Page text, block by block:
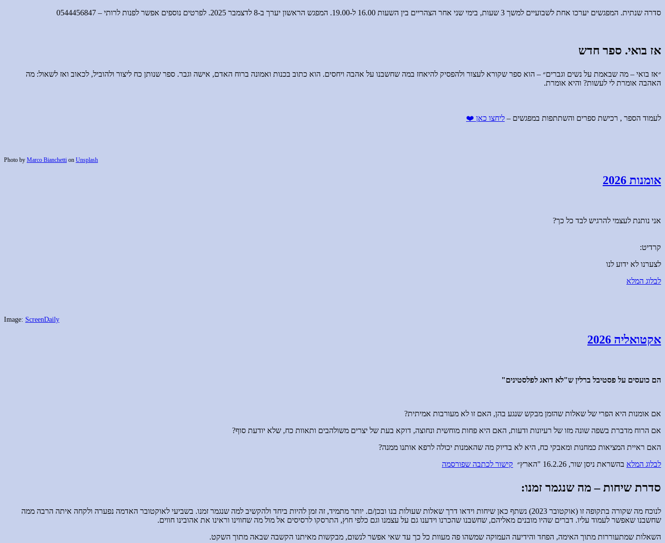
סדרה שנתית. המפגשים יערכו אחת לשבועיים למשך 3 שעות, בימי שני אחר הצהריים בין השעות 16.00 ל-19.00. המפגש הראשון יערך ב-8 לדצמבר 2025. לפרטים נוספים אפשר לפנות לרותי – 0544456847
אז בואי. ספר חדש
״אז בואי – מה שבאמת על נשים וגברים״ – הוא ספר שקורא לעצור ולהפסיק להיאחז במה שחשבנו על אהבה ויחסים. הוא כתוב בכנות ואמונה ברוח האדם, אישה וגבר. ספר שנותן כח ליצור ולהוביל, לכאוב ואז לשאול: מה
האהבה אומרת לי לעשות? והיא אומרת.
לעמוד הספר , רכישת ספרים והשתתפות במפגשים – ליחצו כאן ❤️
Photo by Marco Bianchetti on Unsplash
אומנות 2026
אני נותנת לעצמי להרגיש לבד כל כך?
קרדיט:
לצערנו לא ידוע לנו
לבלוג המלא
Image: ScreenDaily
אקטואליה 2026
הם כועסים על פסטיבל ברלין ש"לא דואג לפלסטינים"
אם אומנות היא הפרי של שאלות שהזמן מבקש שנגע בהן, האם זו לא מעורבות אמיתית?
אם הרוח מדברת בשפה שונה מזו של רעיונות ודעות, האם היא פחות מוחשית ונחוצה, דוקא בעת של יצרים משולהבים ותאוות כח, שלא יודעת סוף?
האם ראיית המציאות כמחנות ומאבקי כח, היא לא בדיוק מה שהאמנות יכולה לרפא אותנו ממנה?
לבלוג המלא בהשראת ניסן שור, 16.2.26 "הארץ״ קישור לכתבה שפורסמה
סדרת שיחות – מה שנגמר זמנו:
לנוכח מה שקורה בתקופה זו (אוקטובר 2023) נשתף כאן שיחות וידאו דרך שאלות שעולות בנו ובכן/ם. יותר מתמיד, זה זמן להיות ביחד ולהקשיב למה שנגמר זמנו. בשביעי לאוקטובר האדמה נפערה ולקחה איתה הרבה ממה
שחשבנו שאפשר לעמוד עליו. דברים שהיו מובנים מאליהם, שחשבנו שהכרנו וידענו גם על עצמנו וגם כלפי חוץ, התרסקו לרסיסים אל מול מה שחווינו וראינו את אהובינו חווים.
השאלות שמתעוררות מתוך האימה, הפחד והידיעה העמוקה שמשהו פה מעוות כל כך עד שאי אפשר לנשום, מבקשות מאיתנו הקשבה שבאה מתוך השקט.